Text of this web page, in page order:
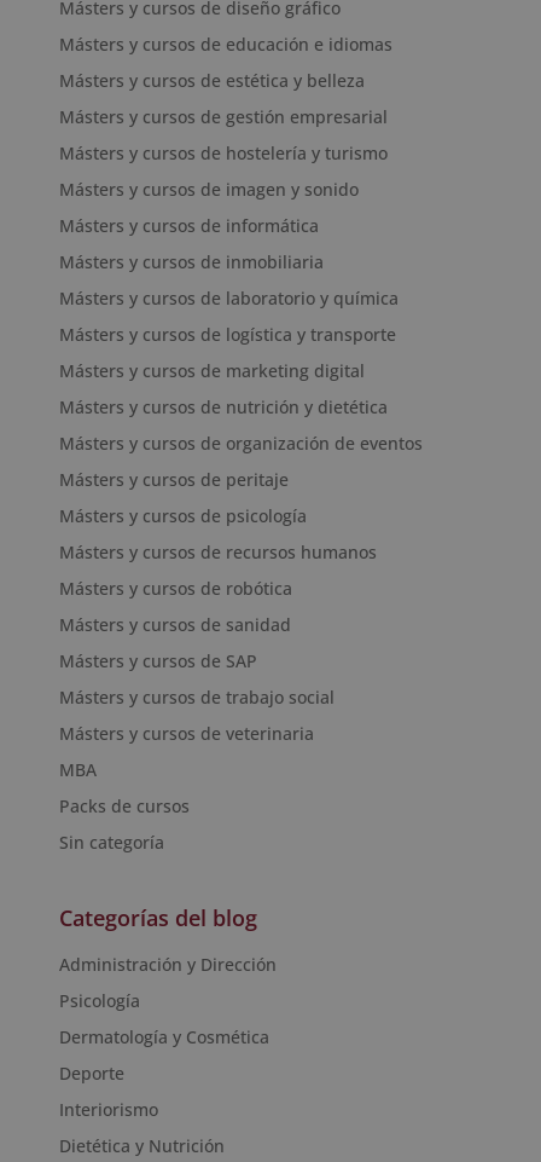
Másters y cursos de diseño gráfico
Másters y cursos de educación e idiomas
Másters y cursos de estética y belleza
Másters y cursos de gestión empresarial
Másters y cursos de hostelería y turismo
Másters y cursos de imagen y sonido
Másters y cursos de informática
Másters y cursos de inmobiliaria
Másters y cursos de laboratorio y química
Másters y cursos de logística y transporte
Másters y cursos de marketing digital
Másters y cursos de nutrición y dietética
Másters y cursos de organización de eventos
Másters y cursos de peritaje
Másters y cursos de psicología
Másters y cursos de recursos humanos
Másters y cursos de robótica
Másters y cursos de sanidad
Másters y cursos de SAP
Másters y cursos de trabajo social
Másters y cursos de veterinaria
MBA
Packs de cursos
Sin categoría
Categorías del blog
Administración y Dirección
Psicología
Dermatología y Cosmética
Deporte
Interiorismo
Dietética y Nutrición